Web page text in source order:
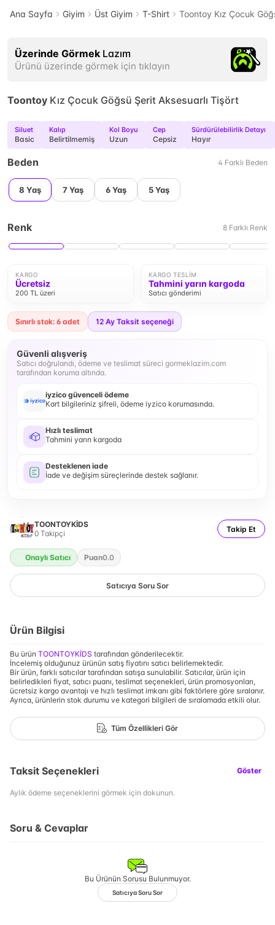
Ana Sayfa Giyim Üst Giyim T-Shirt Toontoy Kız Çocuk
Üzerinde Görmek Lazım
Ürünü üzerinde görmek için tıklayın
Toontoy Kız Çocuk Göğsü Şerit Aksesuarlı Tişört
Siluet
Basic
Kalıp
Belirtilmemiş
Kol Boyu
Uzun
Cep
Cepsiz
Sürdürülebilirlik Detayı
Hayır
Beden 4 Farklı Beden
8 Yaş 7 Yaş 6 Yaş 5 Yaş
Renk 8 Farklı Renk
KARGO
Ücretsiz
200 TL üzeri
KARGO TESLIM
Tahmini yarın kargoda
Satıcı gönderimi
Sınırlı stok: 6 adet 12 Ay Taksit seçeneği
Güvenli alışveriş
Satıcı doğrulandı, ödeme ve teslimat süreci gormeklazim.com
tarafından koruma altında.
iyzico güvenceli ödeme
Kart bilgileriniz şifreli, ödeme iyzico korumasında.
Hızlı teslimat
Tahmini yarın kargoda
Desteklenen iade
İade ve değişim süreçlerinde destek sağlanır.
TOONTOYKİDS
0 Takipçi Takip Et
Onaylı Satıcı Puan0.0
Satıcıya Soru Sor
Ürün Bilgisi
Bu ürün TOONTOYKİDS tarafından gönderilecektir.
İncelemiş olduğunuz ürünün satış fiyatını satıcı belirlemektedir.
Bir ürün, farklı satıcılar tarafından satışa sunulabilir. Satıcılar, ürün için
belirledikleri fiyat, satıcı puanı, teslimat seçenekleri, ürün promosyonları,
ücretsiz kargo avantajı ve hızlı teslimat imkanı gibi faktörlere göre sıralanır.
Ayrıca, ürünlerin stok durumu ve kategori bilgileri de sıralamada etkili olur.
Tüm Özellikleri Gör
Taksit Seçenekleri Göster
Aylık ödeme seçeneklerini görmek için dokunun.
Soru & Cevaplar
Bu Ürünün Sorusu Bulunmuyor.
Satıcıya Soru Sor